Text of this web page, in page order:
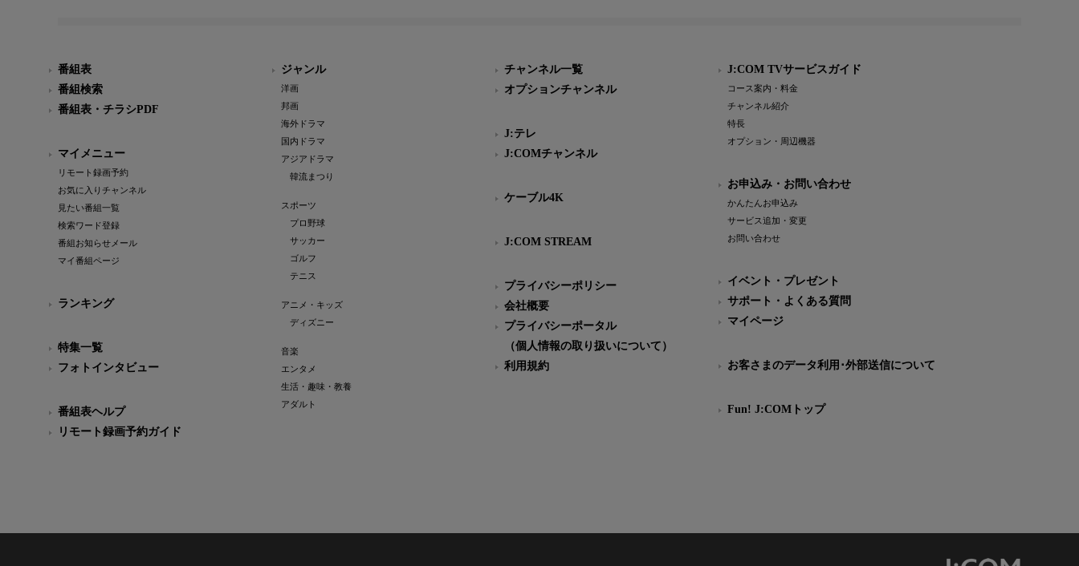
番組表
番組検索
番組表・チラシPDF
マイメニュー
リモート録画予約
お気に入りチャンネル
見たい番組一覧
検索ワード登録
番組お知らせメール
マイ番組ページ
ランキング
特集一覧
フォトインタビュー
番組表ヘルプ
リモート録画予約ガイド
ジャンル
洋画
邦画
海外ドラマ
国内ドラマ
アジアドラマ
韓流まつり
スポーツ
プロ野球
サッカー
ゴルフ
テニス
アニメ・キッズ
ディズニー
音楽
エンタメ
生活・趣味・教養
アダルト
チャンネル一覧
オプションチャンネル
J:テレ
J:COMチャンネル
ケーブル4K
J:COM STREAM
プライバシーポリシー
会社概要
プライバシーポータル
（個人情報の取り扱いについて）
利用規約
J:COM TVサービスガイド
コース案内・料金
チャンネル紹介
特長
オプション・周辺機器
お申込み・お問い合わせ
かんたんお申込み
サービス追加・変更
お問い合わせ
イベント・プレゼント
サポート・よくある質問
マイページ
お客さまのデータ利用･外部送信について
Fun! J:COMトップ